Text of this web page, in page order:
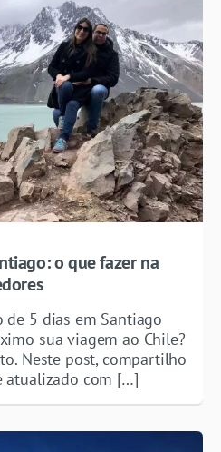
o que fazer na
de 5 dias em Santiago
sua viagem ao Chile?
Neste post, compartilho
atualizado com […]